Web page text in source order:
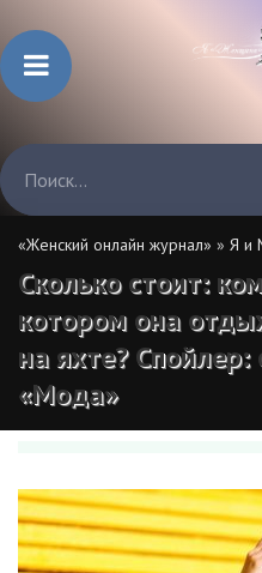
«Женский онлайн журнал» » Я и
Сколько стоит:
котором она
на яхте?
«Мода»